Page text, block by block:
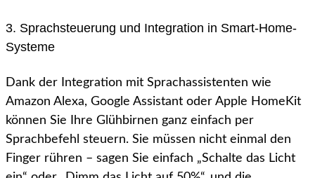
3. Sprachsteuerung und Integration in Smart-Home-
Systeme
Dank der Integration mit Sprachassistenten wie
Amazon Alexa, Google Assistant oder Apple HomeKit
können Sie Ihre Glühbirnen ganz einfach per
Sprachbefehl steuern. Sie müssen nicht einmal den
Finger rühren – sagen Sie einfach „Schalte das Licht